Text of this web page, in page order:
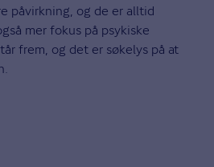
påvirkning, og de er alltid
mer fokus på psykiske
frem, og det er søkelys på at